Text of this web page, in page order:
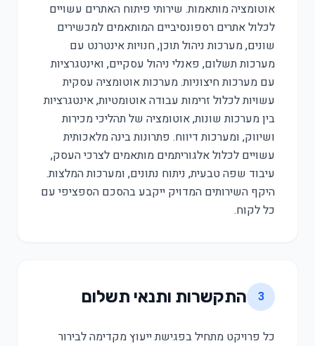
אוטומציה מותאמות. שירותי פיתוח האתרים עשויים
לכלול אתרים רספונסיביים המותאמים למכשירים
שונים, מערכות ניהול תוכן, חנויות אינטרנט עם
מערכות תשלום, פאנלי ניהול עסקיים, ואינטגרציות
עם מערכות חיצוניות. מערכות אוטומציה עסקית
עשויות לכלול זרימות עבודה אוטומטיות, אינטגרציות
בין מערכות שונות, אוטומציה של תהליכי מכירות
ושיווק, ומערכות דיווח. פתרונות בינה מלאכותית
עשויים לכלול אלגוריתמים מותאמים לצרכי העסק,
עיבוד שפה טבעית, ניתוח נתונים, ומערכות המלצות.
היקף השירותים המדויק ייקבע בהסכם הספציפי עם
כל לקוח.
3 התקשרות ותנאי תשלום
כל פרויקט מתחיל בפגישת ייעוץ מקדימה לבירור